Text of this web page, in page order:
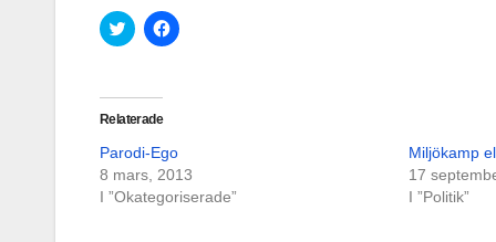
K
l
a
f
ö
a
t
t
d
K
l
a
t
t
d
Relaterade
Parodi-Ego
8 mars, 2013
I ”Okategoriserade”
Miljökamp
17
I ”Politik”